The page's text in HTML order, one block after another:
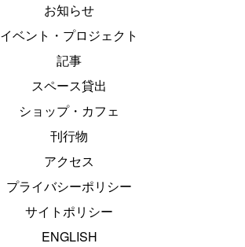
お知らせ
イベント・プロジェクト
記事
スペース貸出
ショップ・カフェ
刊行物
アクセス
プライバシーポリシー
サイトポリシー
ENGLISH